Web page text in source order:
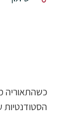
כשהתאוריה